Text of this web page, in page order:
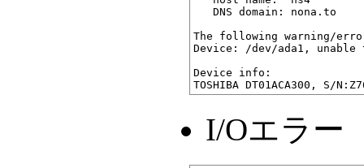
   DNS domain: nona.to
The following warning/
Device: /dev/ada1, unable
Device info:
I/Oエラー